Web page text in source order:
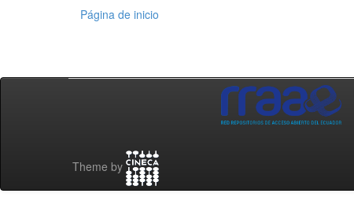
Página de inicio
Theme by